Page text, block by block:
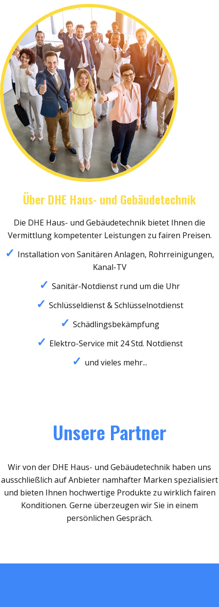
Über DHE Haus- und Gebäudetechnik
Die DHE Haus- und Gebäudetechnik bietet Ihnen die
Vermittlung kompetenter Leistungen zu fairen Preisen.
Installation von Sanitären Anlagen, Rohrreinigungen,
Kanal-TV
Sanitär-Notdienst rund um die Uhr
Schlüsseldienst & Schlüsselnotdienst
Schädlingsbekämpfung
Elektro-Service mit 24 Std. Notdienst
und vieles mehr...
Unsere Partner
Wir von der DHE Haus- und Gebäudetechnik haben uns
ausschließlich auf Anbieter namhafter Marken spezialisiert
und bieten Ihnen hochwertige Produkte zu wirklich fairen
Konditionen. Gerne überzeugen wir Sie in einem
persönlichen Gespräch.